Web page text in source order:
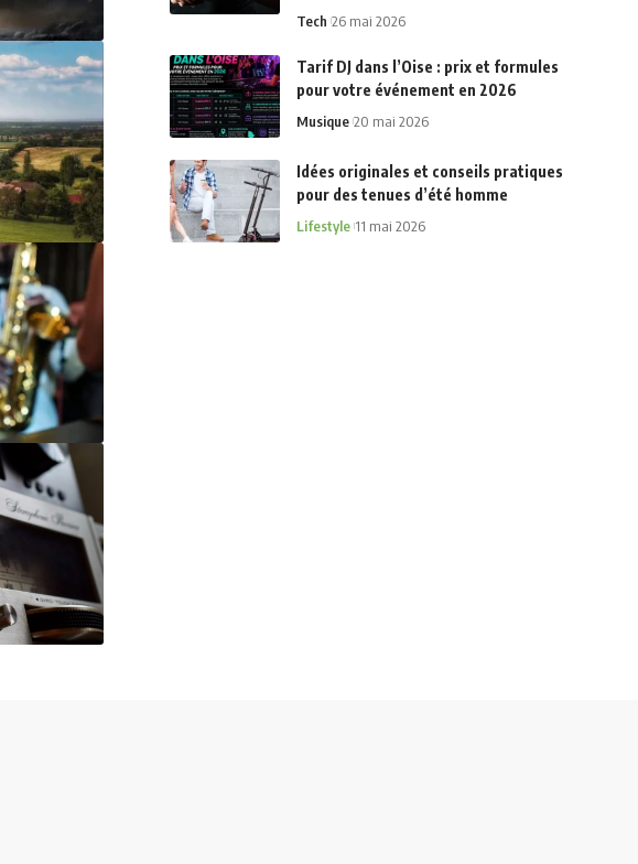
Tech 26 mai 2026
Tarif DJ dans l’Oise : prix et formules
pour votre événement en 2026
Musique 20 mai 2026
Idées originales et conseils pratiques
pour des tenues d’été homme
Lifestyle 11 mai 2026